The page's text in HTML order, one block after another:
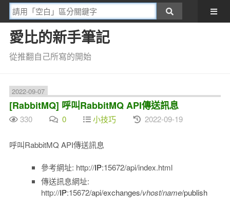
愛比的新手筆記
從推翻自己所寫的開始
2022-09-07
[RabbitMQ] 呼叫RabbitMQ API傳送訊息
330 0 小技巧 2022-09-19
呼叫RabbitMQ API傳送訊息
參考網址: http://IP:15672/api/index.html
傳送訊息網址:
http://IP:15672/api/exchanges/vhost/name/publish